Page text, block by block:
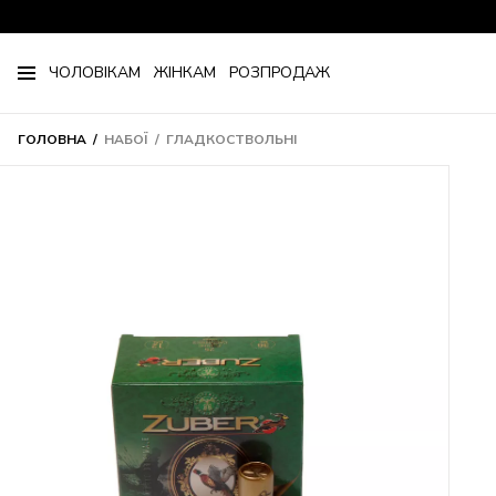
ЧОЛОВІКАМ ЖІНКАМ РОЗПРОДАЖ
ГОЛОВНА НАБОЇ ГЛАДКОСТВОЛЬНІ